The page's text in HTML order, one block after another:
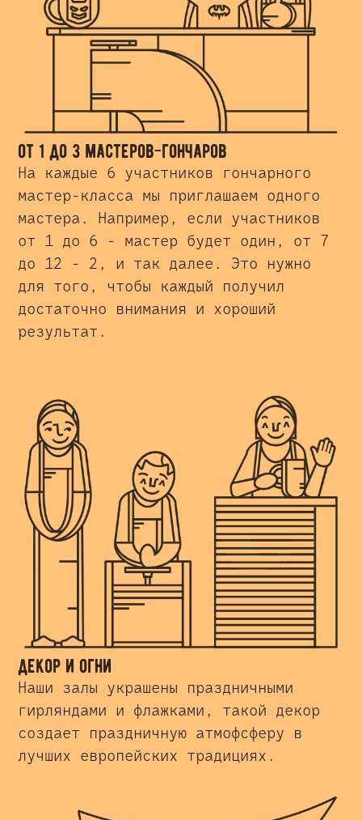
от 1 до 3 мастеров-гончаров
На каждые 6 участников гончарного
мастер-класса мы приглашаем одного
мастера. Например, если участников
от 1 до 6 - мастер будет один, от 7
до 12 - 2, и так далее. Это нужно
для того, чтобы каждый получил
достаточно внимания и хороший
результат.
декор и огни
Наши залы украшены праздничными
гирляндами и флажками, такой декор
создает праздничную атмофсферу в
лучших европейских традициях.